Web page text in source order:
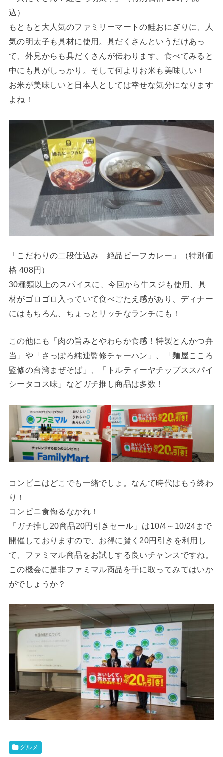
込）
もともと大人気のファミリーマートの鮭おにぎりに、人
気の明太子も具材に使用。具だくさんというだけあっ
て、外見からも具だくさんが伝わります。食べてみると
中にも具がしっかり。そして何よりお米も美味しい！
お米が美味しいと日本人としては幸せな気分になります
よね！
「こだわりの二段仕込み 絶品ビーフカレー」（特別価
格 408円）
30種類以上のスパイスに、今回から牛スジも使用、具
材がゴロゴロ入っていて食べごたえ感があり、ディナー
にはもちろん、ちょっとリッチなランチにも！
この他にも「肉の旨みとやわらか食感！特製とんかつ弁
当」や「さっぽろ純連監修チャーハン」、「麺屋こころ
監修の台湾まぜそば」、「トルティーヤチップススパイ
シータコス味」などガチ推し商品は多数！
コンビニはどこでも一緒でしょ。なんて時代はもう終わ
り！
コンビニ食侮るなかれ！
「ガチ推し20商品20円引きセール」は10/4～10/24まで
開催しておりますので、お得に賢く20円引きを利用し
て、ファミマル商品をお試しする良いチャンスですね。
この機会に是非ファミマル商品を手に取ってみてはいか
がでしょうか？
グルメ